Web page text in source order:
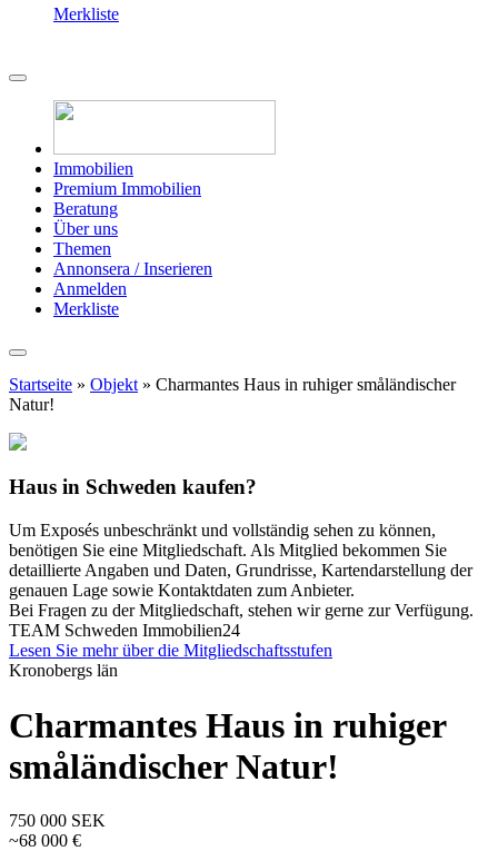
Merkliste
Immobilien
Premium Immobilien
Beratung
Über uns
Themen
Annonsera / Inserieren
Anmelden
Merkliste
Startseite » Objekt » Charmantes Haus in ruhiger småländischer
Natur!
Haus in Schweden kaufen?
Um Exposés unbeschränkt und vollständig sehen zu können,
benötigen Sie eine Mitgliedschaft. Als Mitglied bekommen Sie
detaillierte Angaben und Daten, Grundrisse, Kartendarstellung der
genauen Lage sowie Kontaktdaten zum Anbieter.
Bei Fragen zu der Mitgliedschaft, stehen wir gerne zur Verfügung.
TEAM Schweden Immobilien24
Lesen Sie mehr über die Mitgliedschaftsstufen
Kronobergs län
Charmantes Haus in ruhiger
småländischer Natur!
750 000 SEK
~68 000 €